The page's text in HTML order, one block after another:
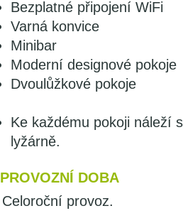
Bezplatné připojení WiFi
Varná konvice
Minibar
Moderní designové pokoje
Dvoulůžkové pokoje
Ke každému pokoji náleží
lyžárně.
PROVOZNÍ DOBA
Celoroční provoz.